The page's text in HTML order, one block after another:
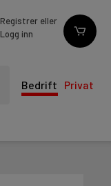
Registrer eller
Logg inn
Bedrift Privat